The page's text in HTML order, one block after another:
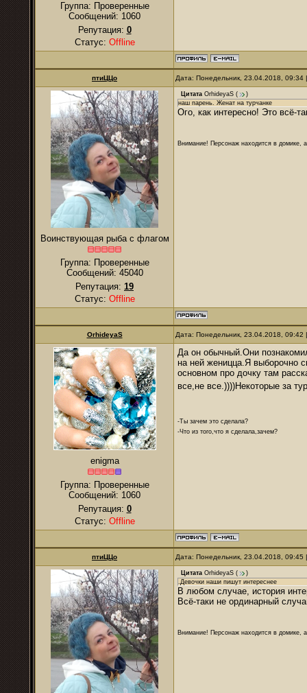
Группа: Проверенные
Сообщений: 1060
Репутация: 0
Статус: Offline
птиЦЦо Дата: Понедельник, 23.04.2018,
Воинствующая рыба с флагом
Группа: Проверенные
Сообщений: 45040
Репутация: 19
Статус: Offline
Цитата OrhideyaS (
)
наш парень. Женат на турчанке
Ого, как интересно! Это всё-
Внимание! Персонаж находится в домике,
OrhideyaS Дата: Понедельник, 23.04.2018,
enigma
Группа: Проверенные
Сообщений: 1060
Репутация: 0
Статус: Offline
Да он обычный.Они
на ней женицца.Я выборочно
основном про дочку там
все,не все.))))Некоторые за
-Ты зачем это сделала?
-Что из того,что я сделала,зачем?
птиЦЦо Дата: Понедельник, 23.04.2018,
Цитата OrhideyaS (
)
.Девочки наши пишут интереснее
В любом случае, история
Всё-таки не ординарный
Внимание! Персонаж находится в домике,